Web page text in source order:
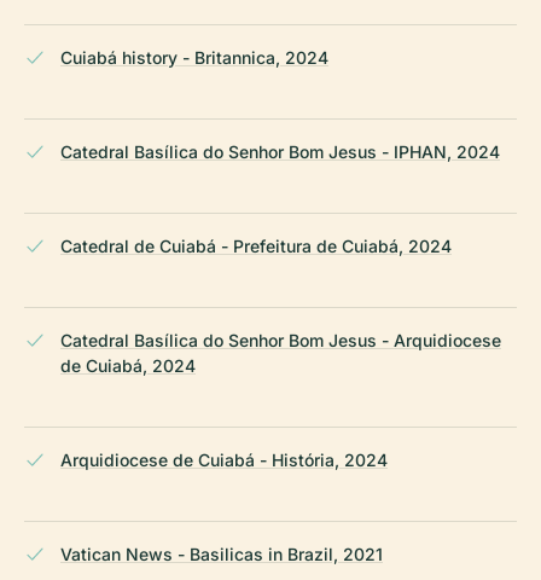
Cuiabá history - Britannica, 2024
Catedral Basílica do Senhor Bom Jesus - IPHAN, 2024
Catedral de Cuiabá - Prefeitura de Cuiabá, 2024
Catedral Basílica do Senhor Bom Jesus - Arquidiocese
de Cuiabá, 2024
Arquidiocese de Cuiabá - História, 2024
Vatican News - Basilicas in Brazil, 2021